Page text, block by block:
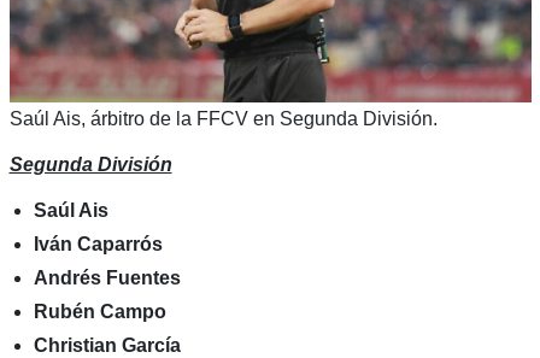
Saúl Ais, árbitro de la FFCV en Segunda División.
Segunda División
Saúl Ais
Iván Caparrós
Andrés Fuentes
Rubén Campo
Christian García